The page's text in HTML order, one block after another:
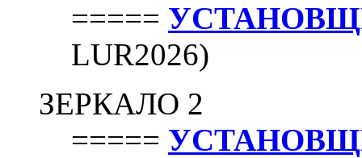
=====
LUR2026)
ЗЕРКАЛО 2
=====